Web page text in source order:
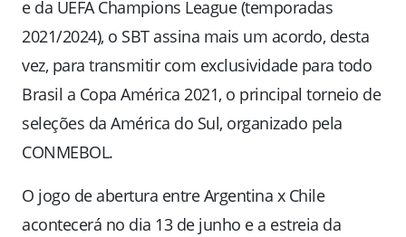
e da UEFA Champions League (temporadas
2021/2024), o SBT assina mais um acordo, desta
vez, para transmitir com exclusividade para todo
Brasil a Copa América 2021, o principal torneio de
seleções da América do Sul, organizado pela
CONMEBOL.
O jogo de abertura entre Argentina x Chile
acontecerá no dia 13 de junho e a estreia da